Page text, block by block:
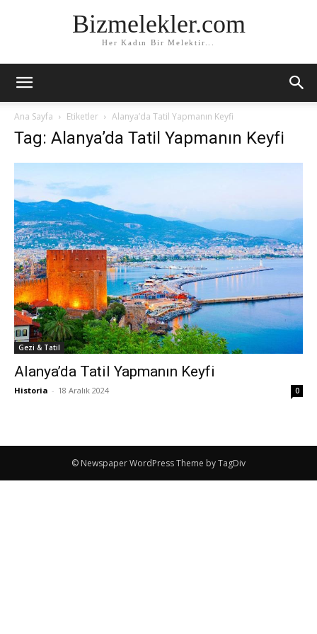
Bizmelekler.com
Her Kadın Bir Melektir...
Ana Sayfa Etiketler Alanya’da Tatil Yapmanın Keyfi
Tag: Alanya’da Tatil Yapmanın Keyfi
Gezi & Tatil
Alanya’da Tatil Yapmanın Keyfi
Historia - 18 Aralık 2024 0
© Newspaper WordPress Theme by TagDiv